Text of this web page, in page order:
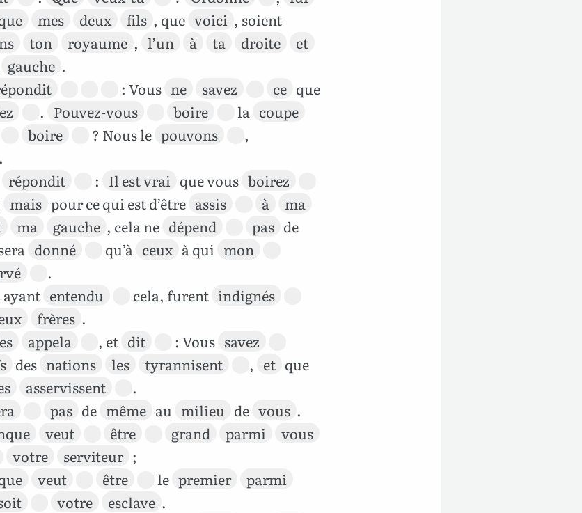
mes deux fils , que voici , soient
ton royaume , l’un à ta droite
et
gauche .
: Vous ne savez ce que
. Pouvez-vous boire la coupe
boire ? Nous le pouvons
,
.
répondit : Il est vrai que vous boirez
mais pour ce qui est d’être assis à
ma
ma gauche , cela ne dépend pas de
donné qu’à ceux à qui mon
.
ayant entendu cela, furent indignés
frères .
appela , et dit : Vous savez
des nations les tyrannisent , et que
asservissent .
pas de même au milieu de vous .
veut être grand parmi
vous
votre serviteur ;
veut être le premier
parmi
votre esclave .